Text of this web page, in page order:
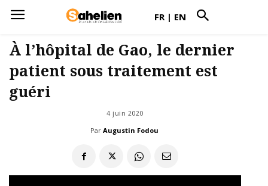
FR | EN
À l’hôpital de Gao, le dernier
patient sous traitement est
guéri
4 juin 2020
Par Augustin Fodou